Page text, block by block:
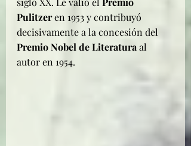
Pulitzer en 1953 y contribuyó
decisivamente a la concesión del
Premio Nobel de Literatura al
autor en 1954.